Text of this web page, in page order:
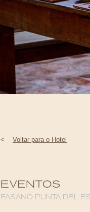
HISTÓRIA
CONTATO
< Voltar para o Hotel
EVENTOS
FASANO PUNTA DEL